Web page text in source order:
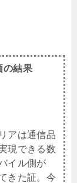
結果
アは通信品
現できる数
イル側が
きた証。今